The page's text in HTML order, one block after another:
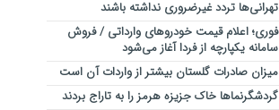
تهرانی‌ها تردد غیرضروری نداشته باشند
فوری؛ اعلام قیمت خودروهای وارداتی / فروش
سامانه یکپارچه از فردا آغاز می‌شود
میزان صادرات گلستان بیشتر از واردات آن است
گردشگرنماها خاک جزیزه هرمز را به تاراج بردند